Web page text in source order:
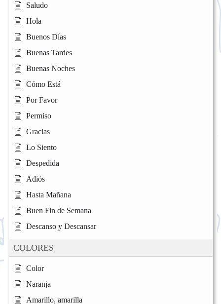
Saludo
Hola
Buenos Días
Buenas Tardes
Buenas Noches
Cómo Está
Por Favor
Permiso
Gracias
Lo Siento
Despedida
Adiós
Hasta Mañana
Buen Fin de Semana
Descanso y Descansar
COLORES
Color
Naranja
Amarillo, amarilla